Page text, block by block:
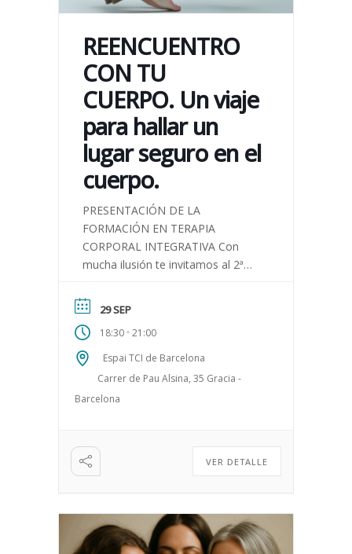
REENCUENTRO
CON TU
CUERPO. Un viaje
para hallar un
lugar seguro en el
cuerpo.
PRESENTACIÓN DE LA
FORMACIÓN EN TERAPIA
CORPORAL INTEGRATIVA Con
mucha ilusión te invitamos al 2ª
nuestra Formación en Terapia
Corporal Integrativa (TCI). Una
formación experiencial […]
29 SEP
18:30-21:00
Espai TCI de Barcelona
Carrer de Pau Alsina, 35 Gracia -
Barcelona
VER DETALLE